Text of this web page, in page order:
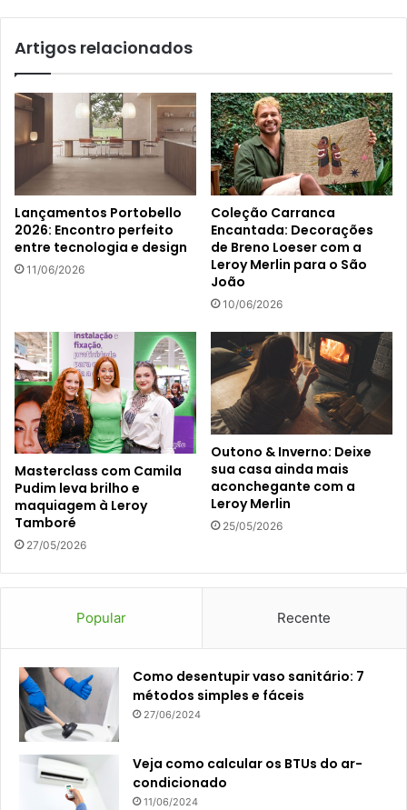
Artigos relacionados
Lançamentos Portobello
2026: Encontro perfeito
entre tecnologia e design
11/06/2026
Coleção Carranca
Encantada: Decorações
de Breno Loeser com a
Leroy Merlin para o São
João
10/06/2026
Masterclass com Camila
Pudim leva brilho e
maquiagem à Leroy
Tamboré
27/05/2026
Outono & Inverno: Deixe
sua casa ainda mais
aconchegante com a
Leroy Merlin
25/05/2026
Popular Recente
Como desentupir vaso sanitário: 7
métodos simples e fáceis
27/06/2024
Veja como calcular os BTUs do ar-
condicionado
11/06/2024